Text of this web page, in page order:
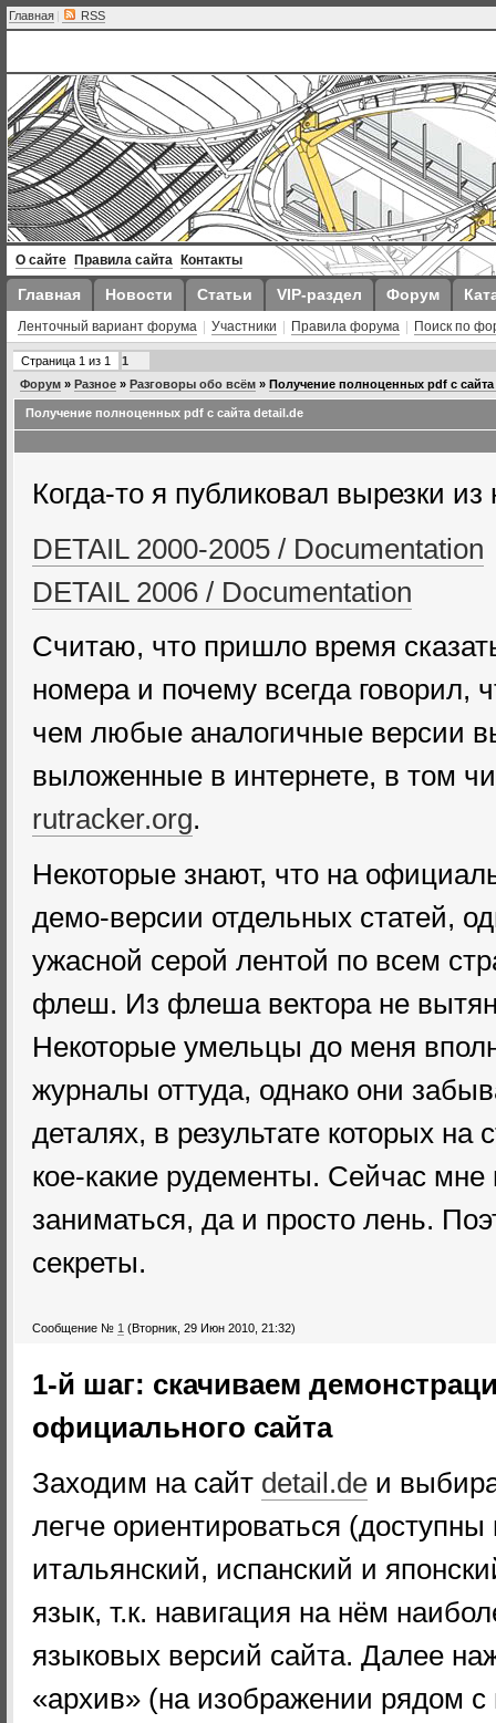
Главная | RSS
О сайте Правила сайта Контакты
Главная Новости Статьи VIP-раздел Форум
Ленточный вариант форума Участники Правила форума Поиск по
Страница 1 из 1
1
Форум » Разное » Разговоры обо всём » Получение полноценных pdf с
Получение полноценных pdf с сайта detail.de
Когда-то я публиковал вырезки
DETAIL 2000-2005 / Documentation
DETAIL 2006 / Documentation
Считаю, что пришло время
номера и почему всегда говорил,
чем любые аналогичные версии
выложенные в интернете, в том
rutracker.org.
Некоторые знают, что на
демо-версии отдельных статей,
ужасной серой лентой по всем
флеш. Из флеша вектора не
Некоторые умельцы до меня
журналы оттуда, однако они
деталях, в результате которых на
кое-какие рудементы. Сейчас мне
заниматься, да и просто лень.
секреты.
Сообщение № 1 (Вторник, 29 Июн 2010, 21:32)
1-й шаг: скачиваем
официального сайта
Заходим на сайт detail.de и
легче ориентироваться
итальянский, испанский и
язык, т.к. навигация на нём
языковых версий сайта. Далее
«архив» (на изображении рядом